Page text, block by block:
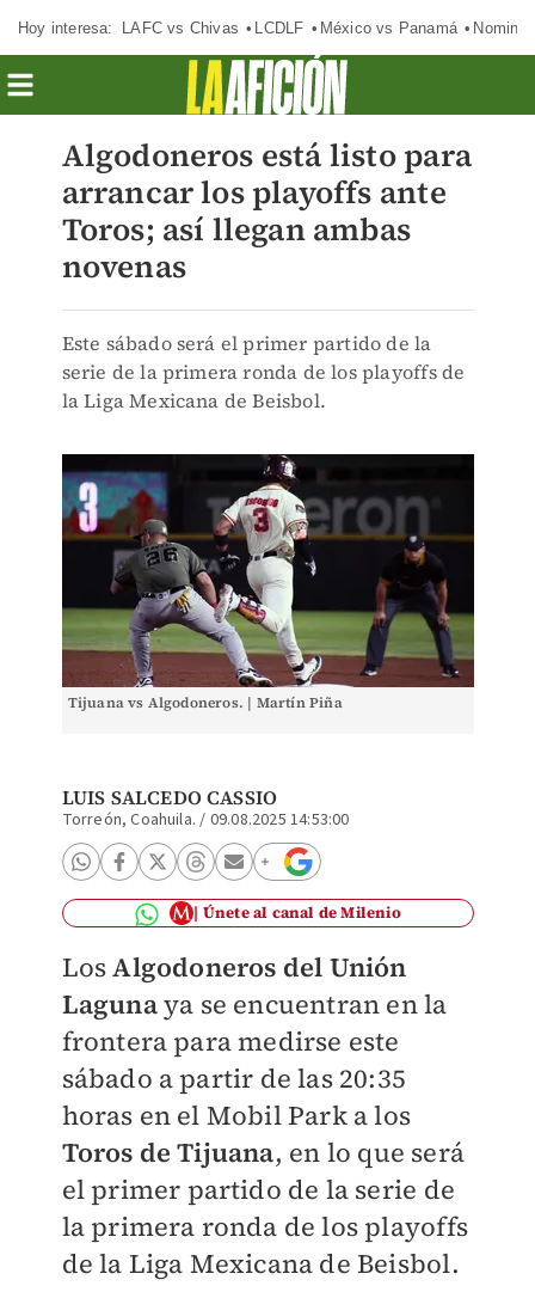
Hoy interesa: LAFC vs Chivas LCDLF México vs Panamá
Algodoneros está listo para
arrancar los playoffs ante
Toros; así llegan ambas
novenas
Este sábado será el primer partido de la
serie de la primera ronda de los playoffs de
la Liga Mexicana de Beisbol.
Tijuana vs Algodoneros. | Martín Piña
LUIS SALCEDO CASSIO
Torreón, Coahuila. / 09.08.2025 14:53:00
Únete al canal de Milenio
LosAlgodoneros del Unión
Lagunaya se encuentran en la
frontera para medirse este
sábado a partir de las 20:35
horas en el Mobil Park a los
Toros de Tijuana, en lo que será
el primer partido de la serie de
la primera ronda de los playoffs
de la Liga Mexicana de Beisbol.